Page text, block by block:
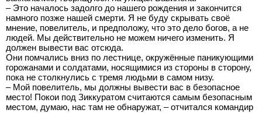
– Это началось задолго до нашего рождения и закончится
намного позже нашей смерти. Я не буду скрывать своё
мнение, повелитель, и предположу, что это дело богов, а не
людей. Мы действительно не можем ничего изменить. Я
должен вывести вас отсюда.
Они помчались вниз по лестнице, окружённые паникующими
горожанами и солдатами, носящимися из стороны в сторону,
пока не столкнулись с тремя людьми в самом низу.
– Мой повелитель, мы должны вывести вас в безопасное
место! Покои под Зиккуратом считаются самым безопасным
местом, думаю, нас там не обнаружат, – отчитался командир